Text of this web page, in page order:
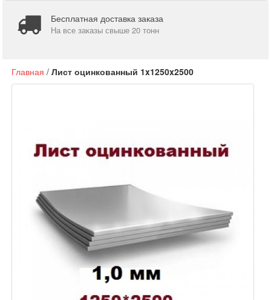
Бесплатная доставка заказа
На все заказы свыше 20 тонн
Главная /Лист оцинкованный 1x1250x2500